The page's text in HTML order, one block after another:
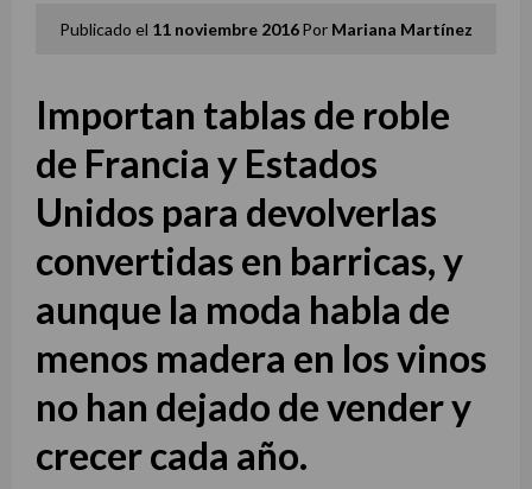
Publicado el 11 noviembre 2016Por Mariana Martínez
Importan tablas de roble
de Francia y Estados
Unidos para devolverlas
convertidas en barricas, y
aunque la moda habla de
menos madera en los vinos
no han dejado de vender y
crecer cada año.